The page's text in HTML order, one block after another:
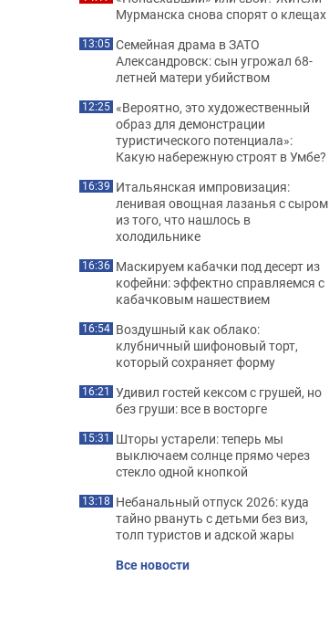
Мурманска снова спорят о клещах
13:05 Семейная драма в ЗАТО
Александровск: сын угрожал 68-
летней матери убийством
12:25 «Вероятно, это художественный
образ для демонстрации
туристического потенциала»:
Какую набережную строят в Умбе?
16:39 Итальянская импровизация:
ленивая овощная лазанья с сыром
из того, что нашлось в
холодильнике
16:36 Маскируем кабачки под десерт из
кофейни: эффектно справляемся с
кабачковым нашествием
16:54 Воздушный как облако:
клубничный шифоновый торт,
который сохраняет форму
16:21 Удивил гостей кексом с грушей, но
без груши: все в восторге
15:31 Шторы устарели: теперь мы
выключаем солнце прямо через
стекло одной кнопкой
13:18 Небанальный отпуск 2026: куда
тайно рвануть с детьми без виз,
толп туристов и адской жары
Все новости